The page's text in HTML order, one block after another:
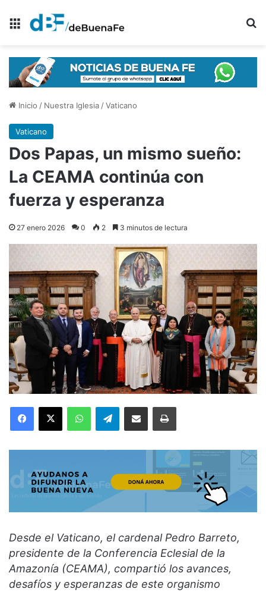
Menú
Inicio / Nuestra Iglesia/Vaticano
Vaticano
Dos Papas, un mismo sueño:
La CEAMA continúa con
fuerza y esperanza
27 enero 2026 0 2 3 minutos de lectura
Facebook
X WhatsAppTelegramCompartir por correo electrónicoImprimir
Desde el Vaticano, el cardenal Pedro Barreto,
presidente de la Conferencia Eclesial de la
Amazonía (CEAMA), compartió los avances,
desafíos y esperanzas de este organismo